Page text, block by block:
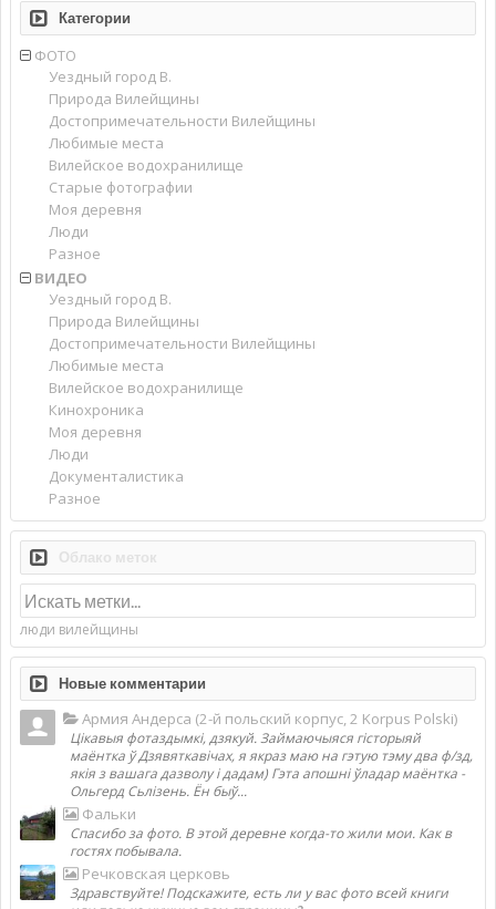
Категории
ФОТО
Уездный город В.
Природа Вилейщины
Достопримечательности Вилейщины
Любимые места
Вилейское водохранилище
Старые фотографии
Моя деревня
Люди
Разное
ВИДЕО
Уездный город В.
Природа Вилейщины
Достопримечательности Вилейщины
Любимые места
Вилейское водохранилище
Кинохроника
Моя деревня
Люди
Документалистика
Разное
Облако меток
люди вилейщины
Новые комментарии
Армия Андерса (2-й польский корпус, 2 Korpus Polski)
Цікавыя фотаздымкі, дзякуй. Займаючыяся гісторыяй
маёнтка ў Дзявяткавічах, я якраз маю на гэтую тэму два ф/зд,
якія з вашага дазволу і дадам) Гэта апошні ўладар маёнтка -
Ольгерд Сьлізень. Ён быў...
Фальки
Спасибо за фото. В этой деревне когда-то жили мои. Как в
гостях побывала.
Речковская церковь
Здравствуйте! Подскажите, есть ли у вас фото всей книги